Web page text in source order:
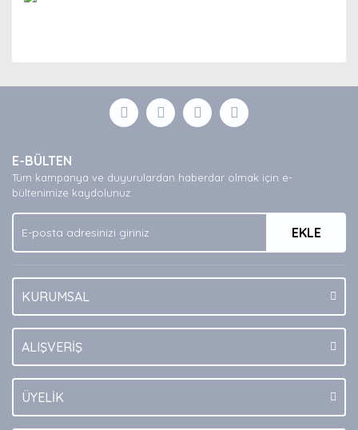
Yorum Yaz
formunu kullanarak tarafımıza iletebilirsiniz.
Görüş ve önerileriniz için teşekkür ederiz.
Ürün açıklamasında eksik bilgiler bulunuyor.
Ürün bilgilerinde hatalar bulunuyor.
Bu ürüne benzer farklı alternatifler olmalı.
E-BÜLTEN
Tüm kampanya ve duyurulardan haberdar olmak için e-
bültenimize kaydolunuz.
EKLE
KURUMSAL
ALIŞVERİŞ
ÜYELİK